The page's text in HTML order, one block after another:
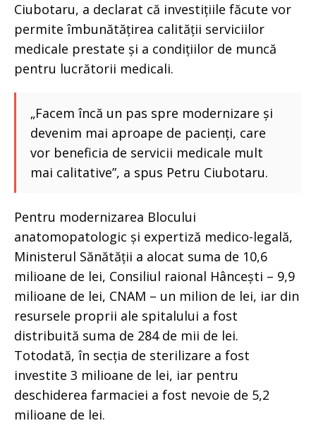
Ciubotaru, a declarat că investițiile făcute vor
permite îmbunătățirea calității serviciilor
medicale prestate și a condițiilor de muncă
pentru lucrătorii medicali.
„Facem încă un pas spre modernizare și
devenim mai aproape de pacienți, care
vor beneficia de servicii medicale mult
mai calitative”, a spus Petru Ciubotaru.
Pentru modernizarea Blocului
anatomopatologic și expertiză medico-legală,
Ministerul Sănătății a alocat suma de 10,6
milioane de lei, Consiliul raional Hâncești – 9,9
milioane de lei, CNAM – un milion de lei, iar din
resursele proprii ale spitalului a fost
distribuită suma de 284 de mii de lei.
Totodată, în secția de sterilizare a fost
investite 3 milioane de lei, iar pentru
deschiderea farmaciei a fost nevoie de 5,2
milioane de lei.